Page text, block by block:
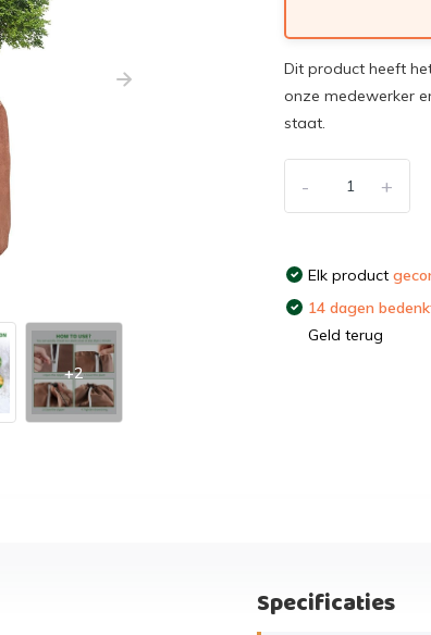
+2
Dit product heeft
onze medewerker
staat.
+
-
Elk product
14 dagen
Geld terug
Specificaties